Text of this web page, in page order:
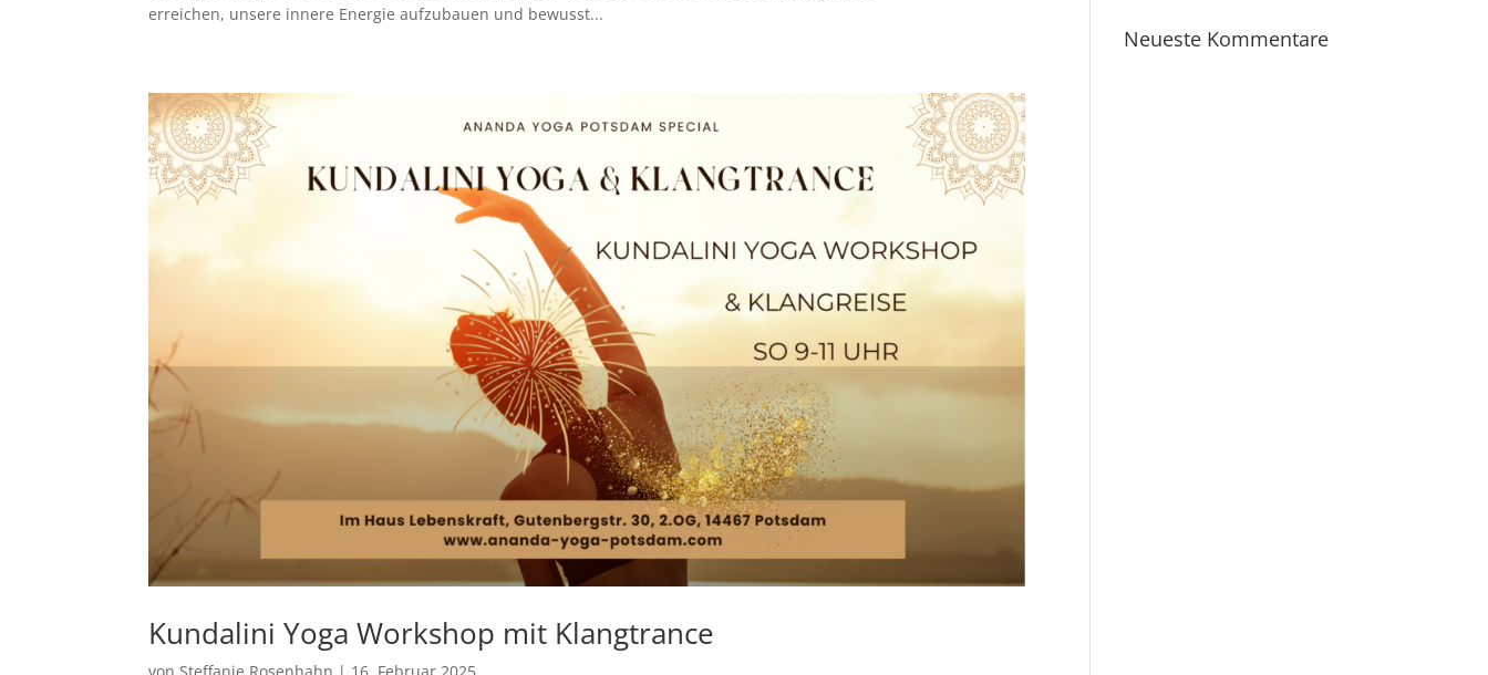
erreichen, unsere innere Energie aufzubauen und bewusst...
Kundalini Yoga Workshop mit Klangtrance
Neueste Kommentare